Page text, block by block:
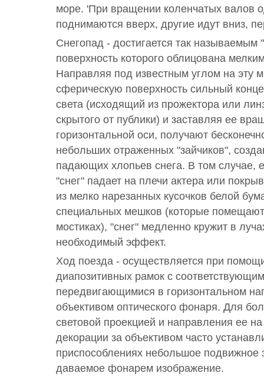
море. 'При вращении коленчатых валов
поднимаются вверх, другие идут вниз,
Снегопад - достигается так
поверхность которого облицована
Направляя под известным углом на эту
сферическую поверхность сильный
света (исходящий из прожектора или
скрытого от публики) и заставляя ее
горизонтальной оси, получают
небольших отраженных "зайчиков",
падающих хлопьев снега. В том случае,
"снег" падает на плечи актера или
из мелко нарезанных кусочков белой
специальных мешков (которые
мостиках), "снег" медленно кружит в
необходимый эффект.
Ход поезда - осуществляется при
диапозитивных рамок с
передвигающимися в горизонтальном
объективом оптического фонаря. Для
световой проекцией и направления ее
декорации за объективом часто
приспособлениях небольшое
даваемое фонарем изображение.